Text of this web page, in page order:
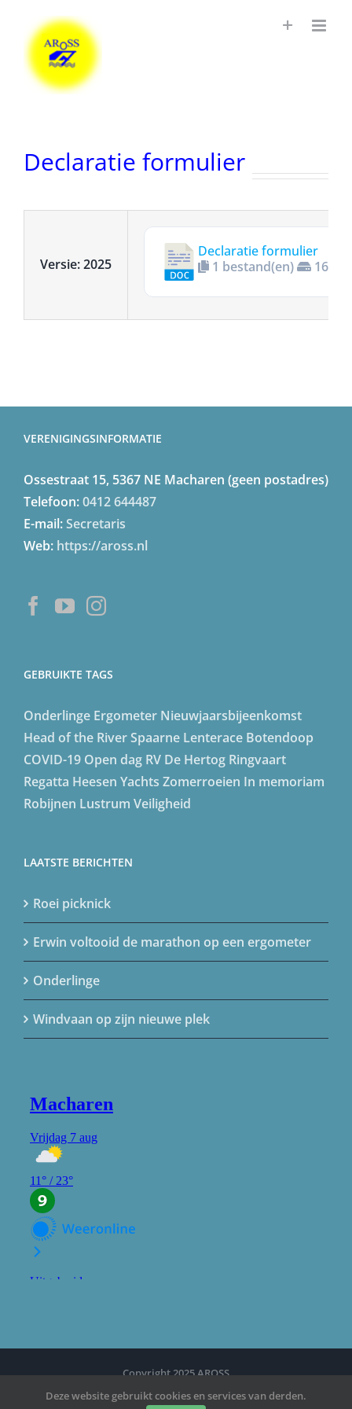
Declaratie formulier
Versie: 2025
Declaratie formulier
1 bestand(en)
VERENIGINGSINFORMATIE
Ossestraat 15, 5367 NE Macharen (geen postadres)
Telefoon:0412 644487
E-mail:Secretaris
Web: https://aross.nl
GEBRUIKTE TAGS
Onderlinge Ergometer Nieuwjaarsbijeenkomst
Head of the RiverSpaarne Lenterace Botendoop
COVID-19 Open dag RV De Hertog Ringvaart
Regatta Heesen Yachts Zomerroeien In memoriam
Robijnen Lustrum Veiligheid
LAATSTE BERICHTEN
Roei picknick
Erwin voltooid de marathon op een ergometer
Onderlinge
Windvaan op zijn nieuwe plek
Copyright 2025 AROSS
Deze website gebruikt cookies en services van derden.